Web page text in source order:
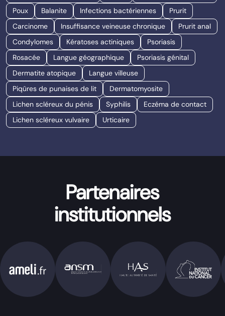
Poux
Balanite Infections bactériennes
Prurit
Carcinome
Insuffisance veineuse chronique
Prurit anal
Condylomes
Kératoses actiniques
Psoriasis
Rosacée
Langue géographique
Psoriasis génital
Dermatite atopique
Langue villeuse
Piqûres de punaises de lit
Dermatomyosite
Lichen scléreux du pénis
Syphilis
Eczéma de contact
Lichen scléreux vulvaire
Urticaire
Partenaires
institutionnels